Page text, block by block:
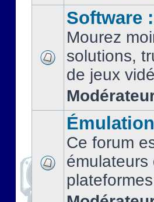
Software
Mourez
solutions,
de jeux
Émulation
Ce forum
émulateurs